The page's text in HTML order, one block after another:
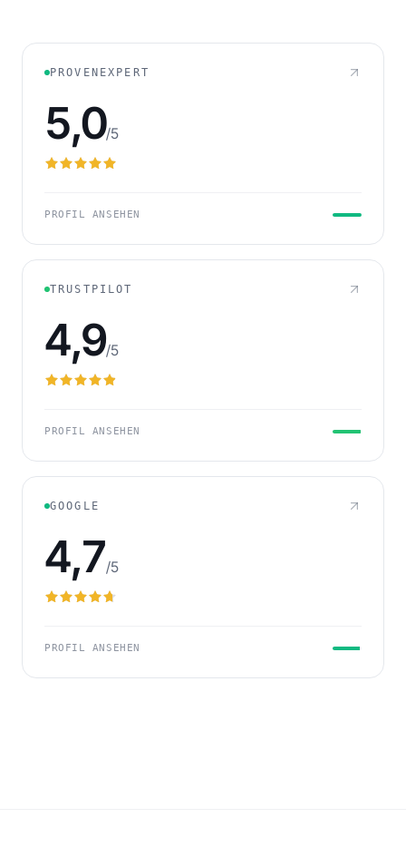
PROVENEXPERT
5,0/5
PROFIL ANSEHEN
TRUSTPILOT
4,9/5
PROFIL ANSEHEN
GOOGLE
4,7/5
PROFIL ANSEHEN